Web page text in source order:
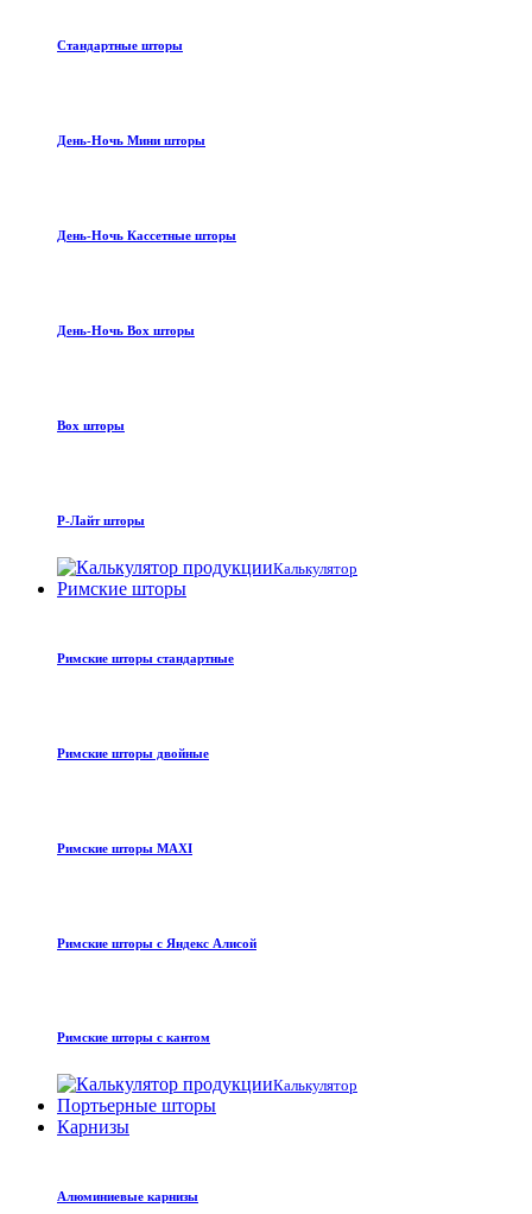
Стандартные шторы
День-Ночь Мини шторы
День-Ночь Кассетные шторы
День-Ночь Box шторы
Box шторы
Р-Лайт шторы
Калькулятор
Римские шторы
Римские шторы стандартные
Римские шторы двойные
Римские шторы MAXI
Римские шторы с Яндекс Алисой
Римские шторы с кантом
Калькулятор
Портьерные шторы
Карнизы
Алюминиевые карнизы